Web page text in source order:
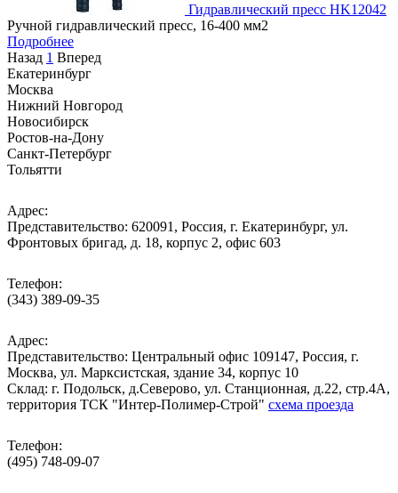
Гидравлический пресс HK12042
Ручной гидравлический пресс, 16-400 мм2
Подробнее
Назад 1 Вперед
Екатеринбург
Москва
Нижний Новгород
Новосибирск
Ростов-на-Дону
Санкт-Петербург
Тольятти
Адрес:
Представительство: 620091, Россия, г. Екатеринбург, ул.
Фронтовых бригад, д. 18, корпус 2, офис 603
Телефон:
(343) 389-09-35
Адрес:
Представительство: Центральный офис 109147, Россия, г.
Москва, ул. Марксистская, здание 34, корпус 10
Cклад: г. Подольск, д.Северово, ул. Станционная, д.22, стр.4А,
территория ТСК "Интер-Полимер-Строй" схема проезда
Телефон:
(495) 748-09-07